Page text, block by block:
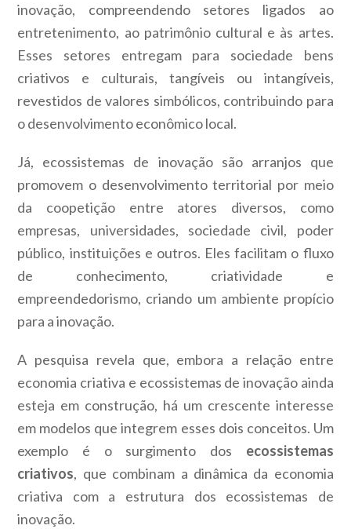
inovação, compreendendo setores ligados ao
entretenimento, ao patrimônio cultural e às artes.
Esses setores entregam para sociedade bens
criativos e culturais, tangíveis ou intangíveis,
revestidos de valores simbólicos, contribuindo para
o desenvolvimento econômico local.
Já, ecossistemas de inovação são arranjos que
promovem o desenvolvimento territorial por meio
da coopetição entre atores diversos, como
empresas, universidades, sociedade civil, poder
público, instituições e outros. Eles facilitam o fluxo
de conhecimento, criatividade e
empreendedorismo, criando um ambiente propício
para a inovação.
A pesquisa revela que, embora a relação entre
economia criativa e ecossistemas de inovação ainda
esteja em construção, há um crescente interesse
em modelos que integrem esses dois conceitos. Um
exemplo é o surgimento dos ecossistemas
criativos, que combinam a dinâmica da economia
criativa com a estrutura dos ecossistemas de
inovação.